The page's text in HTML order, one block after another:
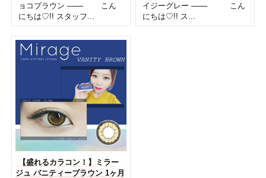
ョコブラウン ─── こん
にちは♡!! スタッフ...
イジーグレー ─── こん
にちは♡!! ス...
【盛れるカラコン！】ミラー
ジュ バニティーブラウン 1ヶ月